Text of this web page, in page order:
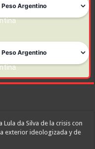
da Silva de la crisis con
exterior ideologizada y de